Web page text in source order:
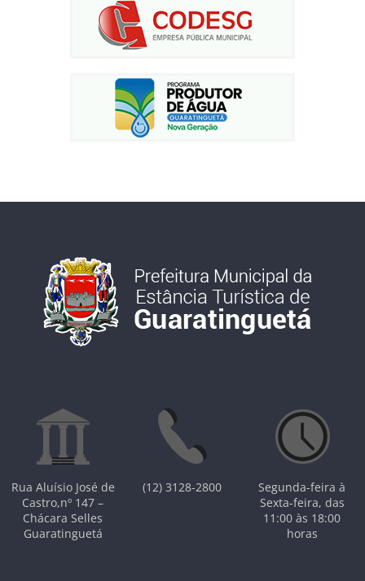
Rua Aluísio José de
Castro,nº 147 –
Chácara Selles
Guaratinguetá
(12) 3128-2800
Segunda-feira à
Sexta-feira, das
11:00 às 18:00
horas